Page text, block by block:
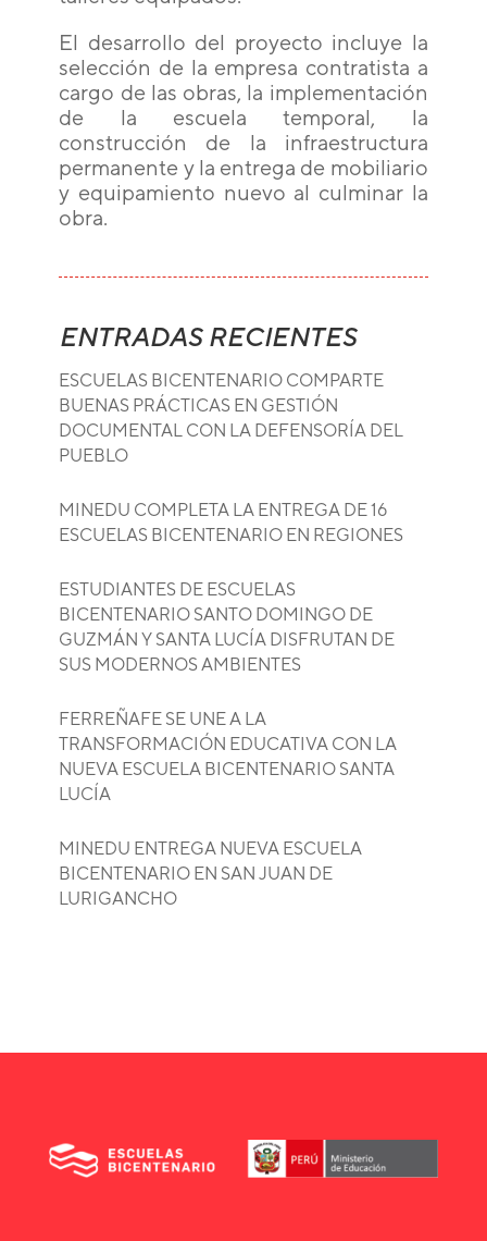
El desarrollo del proyecto incluye la
selección de la empresa contratista a
cargo de las obras, la implementación
de la escuela temporal, la
construcción de la infraestructura
permanente y la entrega de mobiliario
y equipamiento nuevo al culminar la
obra.
ENTRADAS RECIENTES
ESCUELAS BICENTENARIO COMPARTE
BUENAS PRÁCTICAS EN GESTIÓN
DOCUMENTAL CON LA DEFENSORÍA DEL
PUEBLO
MINEDU COMPLETA LA ENTREGA DE 16
ESCUELAS BICENTENARIO EN REGIONES
ESTUDIANTES DE ESCUELAS
BICENTENARIO SANTO DOMINGO DE
GUZMÁN Y SANTA LUCÍA DISFRUTAN DE
SUS MODERNOS AMBIENTES
FERREÑAFE SE UNE A LA
TRANSFORMACIÓN EDUCATIVA CON LA
NUEVA ESCUELA BICENTENARIO SANTA
LUCÍA
MINEDU ENTREGA NUEVA ESCUELA
BICENTENARIO EN SAN JUAN DE
LURIGANCHO